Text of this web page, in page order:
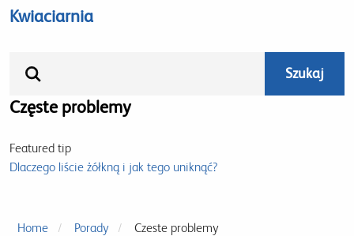
Kwiaciarnia
Częste problemy
Featured tip
Dlaczego liście żółkną i jak tego uniknąć?
Home Porady Czeste problemy